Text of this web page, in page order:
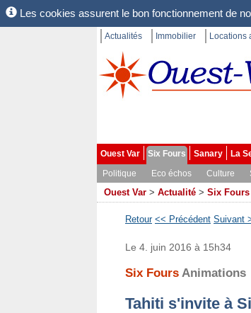
Les cookies assurent le bon fonctionnement de
Actualités Immobilier Locations
Ouest Var Six Fours Sanary La
Politique
Eco échos Culture
Ouest Var > Actualité > Six
Retour << Précédent Suivant
Le 4. juin 2016 à 15h34
Six Fours Animations
Tahiti s'invite à